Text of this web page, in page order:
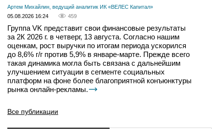
Артем Михайлин, ведущий аналитик ИК «ВЕЛЕС Капитал»
05.08.2026 16:24
459
Группа VK представит свои финансовые результаты
за 2К 2026 г. в четверг, 13 августа. Согласно нашим
оценкам, рост выручки по итогам периода ускорился
до 8,6% г/г против 5,9% в январе-марте. Прежде всего
такая динамика могла быть связана с дальнейшим
улучшением ситуации в сегменте социальных
платформ на фоне более благоприятной конъюнктуры
рынка онлайн-рекламы.
Все публикации